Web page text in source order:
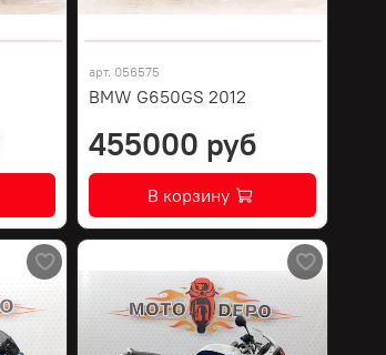
арт. 056575
BMW G650GS 2012
455000 руб
В корзину